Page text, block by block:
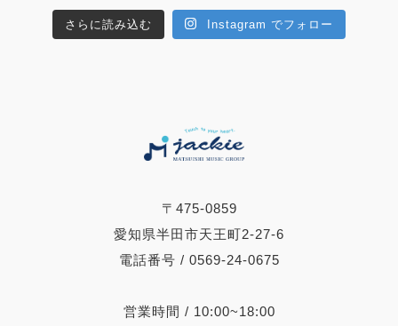
〒475-0859
愛知県半田市天王町2-27-6
電話番号 / 0569-24-0675
営業時間 / 10:00~18:00
さらに読み込む Instagram でフォロー